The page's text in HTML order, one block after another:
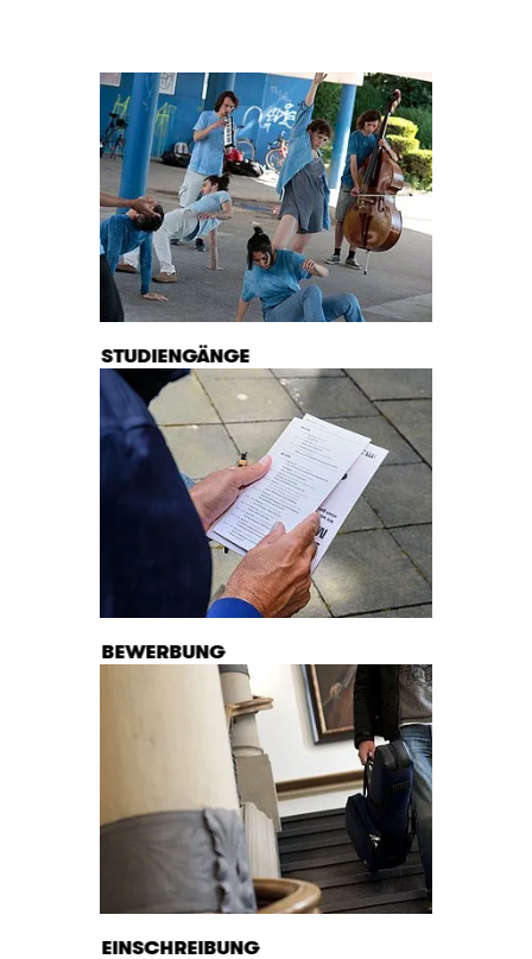
STUDIENGÄNGE
BEWERBUNG
EINSCHREIBUNG